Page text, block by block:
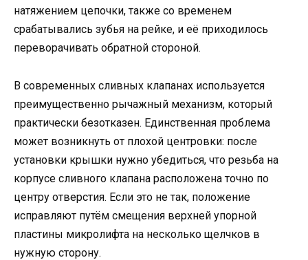
натяжением цепочки, также со временем
срабатывались зубья на рейке, и её приходилось
переворачивать обратной стороной.
В современных сливных клапанах используется
преимущественно рычажный механизм, который
практически безотказен. Единственная проблема
может возникнуть от плохой центровки: после
установки крышки нужно убедиться, что резьба на
корпусе сливного клапана расположена точно по
центру отверстия. Если это не так, положение
исправляют путём смещения верхней упорной
пластины микролифта на несколько щелчков в
нужную сторону.